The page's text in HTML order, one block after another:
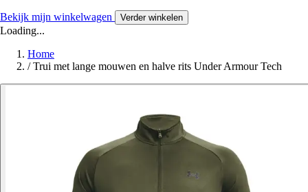
Bekijk mijn winkelwagen Verder winkelen
Loading...
Home
/ Trui met lange mouwen en halve rits Under Armour Tech